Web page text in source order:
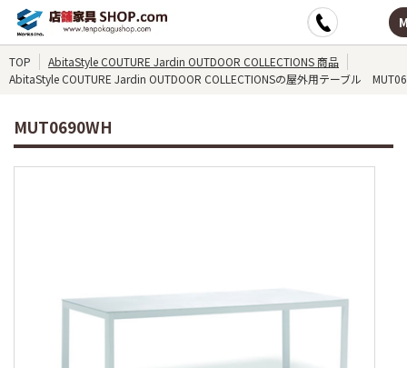
TOP
AbitaStyle COUTURE Jardin OUTDOOR COLLECTIONS 商品
AbitaStyle COUTURE Jardin OUTDOOR COLLECTIONSの屋外用テーブル
MUT0690WH